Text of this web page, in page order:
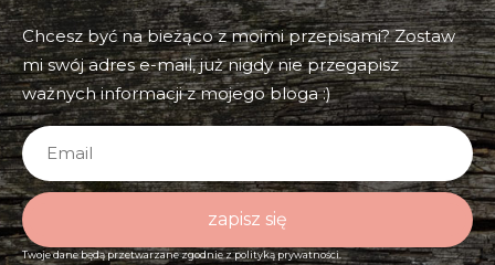
Chcesz być na bieżąco z moimi przepisami? Zostaw
mi swój adres e-mail, już nigdy nie przegapisz
ważnych informacji z mojego bloga :)
zapisz się
Twoje dane będą przetwarzane zgodnie zpolityką prywatności.